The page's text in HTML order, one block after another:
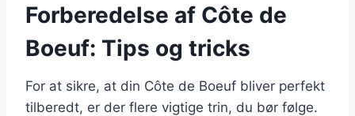
Forberedelse af Côte de
Boeuf: Tips og tricks
For at sikre, at din Côte de Boeuf bliver perfekt
tilberedt, er der flere vigtige trin, du bør følge.